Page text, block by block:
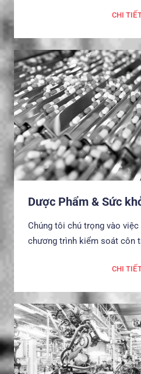
CHI
Dược Phẩm & Sức
Chúng tôi chú trọng vào
chương trình kiểm soát côn
CHI